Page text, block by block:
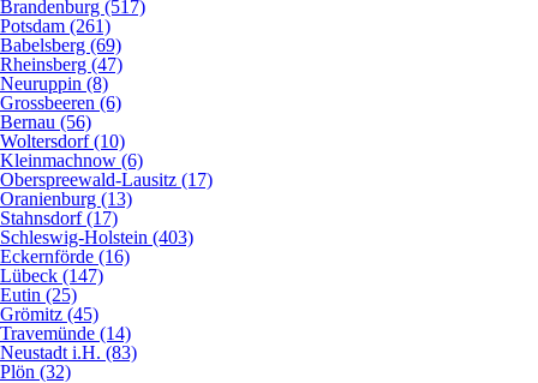
Brandenburg (517)
Potsdam (261)
Babelsberg (69)
Rheinsberg (47)
Neuruppin (8)
Grossbeeren (6)
Bernau (56)
Woltersdorf (10)
Kleinmachnow (6)
Oberspreewald-Lausitz (17)
Oranienburg (13)
Stahnsdorf (17)
Schleswig-Holstein (403)
Eckernförde (16)
Lübeck (147)
Eutin (25)
Grömitz (45)
Travemünde (14)
Neustadt i.H. (83)
Plön (32)